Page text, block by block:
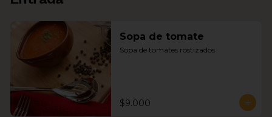
Sopa de tomate
Sopa de tomates rostizados
$9.000